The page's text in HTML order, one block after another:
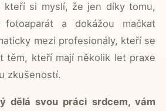
kteří si myslí, že jen díky tomu,
a dokážou mačkat
mezi profesionály, kteří se
těm, kteří mají několik let praxe
zkušeností.
dělá svou práci srdcem, vám